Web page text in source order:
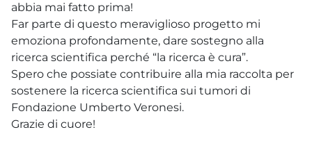
abbia mai fatto prima!
Far parte di questo meraviglioso progetto mi
emoziona profondamente, dare sostegno alla
ricerca scientifica perché “la ricerca è cura”.
Spero che possiate contribuire alla mia raccolta per
sostenere la ricerca scientifica sui tumori di
Fondazione Umberto Veronesi.
Grazie di cuore!